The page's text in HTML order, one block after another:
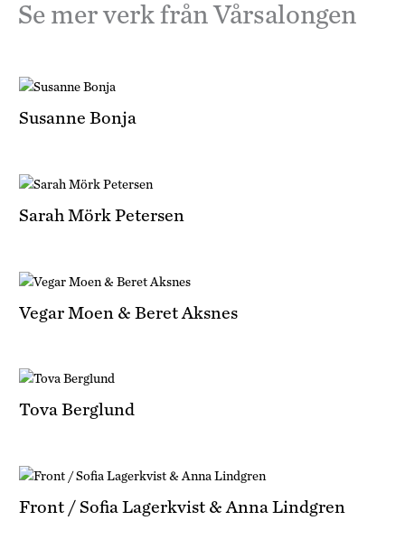
Se mer verk från Vårsalongen
Susanne Bonja
Sarah Mörk Petersen
Vegar Moen & Beret Aksnes
Tova Berglund
Front / Sofia Lagerkvist & Anna Lindgren